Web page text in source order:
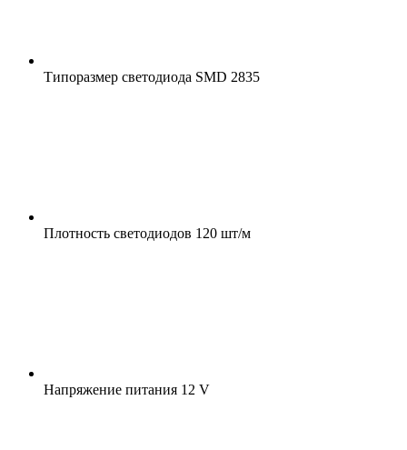
Типоразмер светодиода SMD 2835
Плотность светодиодов 120 шт/м
Напряжение питания 12 V